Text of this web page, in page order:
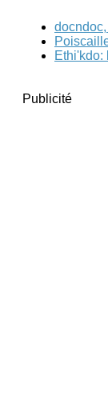
Ethi'kdo:
Publicité